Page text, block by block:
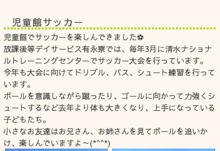
児童館サッカー
児童館でサッカーを楽しんできました⚽
放課後等デイサービス有永寮では、毎年3月に清水ナショナ
ルトレーニングセンターでサッカー大会を行っています。
今年も大会に向けてドリブル、パス、シュート練習を行って
います。
ボールを意識しながら蹴ったり、ゴールに向かって力強くシ
ュートするなど去年より体も大きくなり、上手になっている
子どもたち。
小さなお友達はお兄さん、お姉さんを見てボールを追いか
け、楽しんでいますよ～(*^^*)